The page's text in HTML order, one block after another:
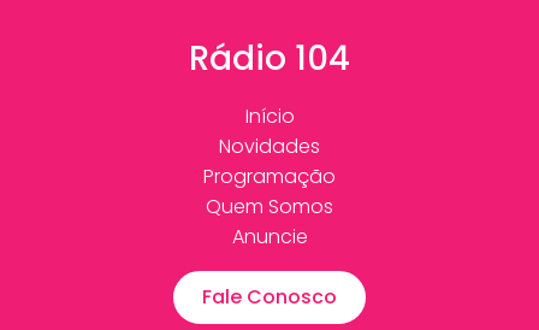
Rádio 104
Início
Novidades
Programação
Quem Somos
Anuncie
Fale Conosco